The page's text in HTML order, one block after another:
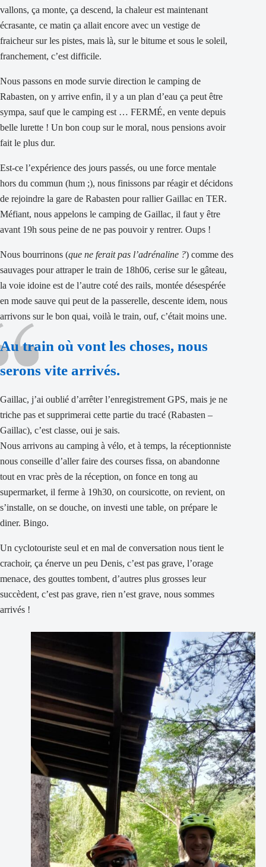
vallons, ça monte, ça descend, la chaleur est maintenant
écrasante, ce matin ça allait encore avec un vestige de
fraicheur sur les pistes, mais là, sur le bitume et sous le soleil,
franchement, c’est difficile.
Nous passons en mode survie direction le camping de
Rabasten, on y arrive enfin, il y a un plan d’eau ça peut être
sympa, sauf que le camping est … FERMÉ, en vente depuis
belle lurette ! Un bon coup sur le moral, nous pensions avoir
fait le plus dur.
Est-ce l’expérience des jours passés, ou une force mentale
hors du commun (hum ;), nous finissons par réagir et décidons
de rejoindre la gare de Rabasten pour rallier Gaillac en TER.
Méfiant, nous appelons le camping de Gaillac, il faut y être
avant 19h sous peine de ne pas pouvoir y rentrer. Oups !
Nous bourrinons (que ne ferait pas l’adrénaline ?) comme des
sauvages pour attraper le train de 18h06, cerise sur le gâteau,
la voie idoine est de l’autre coté des rails, montée désespérée
en mode sauve qui peut de la passerelle, descente idem, nous
arrivons sur le bon quai, voilà le train, ouf, c’était moins une.
Au train où vont les choses, nous
serons vite arrivés.
Gaillac, j’ai oublié d’arrêter l’enregistrement GPS, mais je ne
triche pas et supprimerai cette partie du tracé (Rabasten –
Gaillac), c’est classe, oui je sais.
Nous arrivons au camping à vélo, et à temps, la réceptionniste
nous conseille d’aller faire des courses fissa, on abandonne
tout en vrac près de la réception, on fonce en tong au
supermarket, il ferme à 19h30, on coursicotte, on revient, on
s’installe, on se douche, on investi une table, on prépare le
diner. Bingo.
Un cyclotouriste seul et en mal de conversation nous tient le
crachoir, ça énerve un peu Denis, c’est pas grave, l’orage
menace, des gouttes tombent, d’autres plus grosses leur
succèdent, c’est pas grave, rien n’est grave, nous sommes
arrivés !